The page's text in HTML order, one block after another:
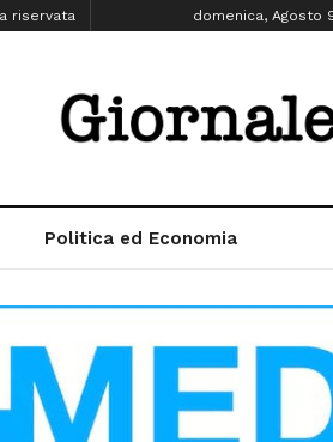
riservata domenica, Agosto
Politica ed Economia